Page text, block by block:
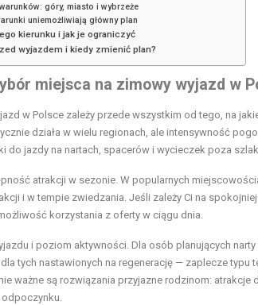
góry, miasto i wybrzeże
uniemożliwiają główny plan
kierunku i jak je ograniczyć
wyjazdem i kiedy zmienić plan?
miejsca na zimowy wyjazd w
w Polsce zależy przede wszystkim od tego, na
działa w wielu regionach, ale intensywność
do jazdy na nartach, spacerów i wycieczek poza
atrakcji w sezonie. W popularnych
i w tempie zwiedzania. Jeśli zależy Ci na
korzystania z oferty w ciągu dnia.
i poziom aktywności. Dla osób planujących
tych nastawionych na regenerację — zaplecze
ważne są rozwiązania przyjazne rodzinom: atrakcje